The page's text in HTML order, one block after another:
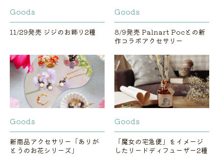
Goods
11/29発売 ジジのお飾り2種
Goods
8/9発売 Palnart Pocとの新
作コラボアクセサリー
Goods
新商品アクセサリー「ありが
とうのお花シリーズ」
Goods
「魔女の宅急便」をイメージ
したリードディフューザー2種